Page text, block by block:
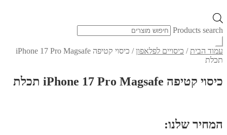
Products search
עמוד הבית / כיסויים לפלאפון/
כיסוי קטיפה iPhone 17 Pro Magsafe
תכלת
כיסוי קטיפה iPhone 17 Pro Magsafe תכלת
המחיר שלנו: